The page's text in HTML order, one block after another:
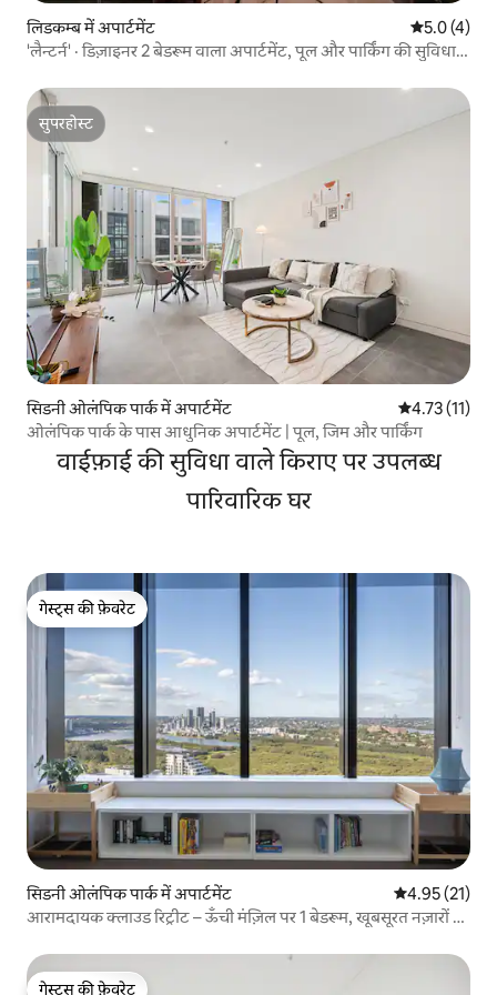
लिडकम्ब में अपार्टमेंट औसत रेटिंग 5
5.0 (4)
'लैन्टर्न' · डिज़ाइनर 2 बेडरूम वाला अपार्टमेंट, पूल और पार्किंग की सुविधा
सुपरहोस्ट
सुपरहोस्ट
सिडनी ओलंपिक पार्क में अपार्टमेंट औसत रेटिंग 5 में
4.73 (11)
ओलंपिक पार्क के पास आधुनिक अपार्टमेंट | पूल, जिम और पार्किंग
वाईफ़ाई की सुविधा वाले किराए पर उपलब्ध
पारिवारिक घर
गेस्ट्स की फ़ेवरेट
गेस्ट्स की फ़ेवरेट
सिडनी ओलंपिक पार्क में अपार्टमेंट औसत रेटिंग 5 में
4.95 (21)
आरामदायक क्लाउड रिट्रीट – ऊँची मंज़िल पर 1 बेडरूम, खूबसूरत नज़ारों के
गेस्ट्स की फ़ेवरेट